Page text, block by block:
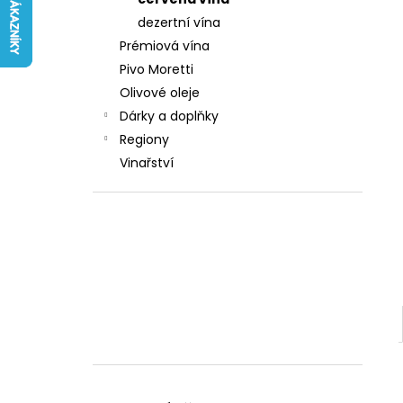
dezertní vína
Prémiová vína
Pivo Moretti
Olivové oleje
Dárky a doplňky
Regiony
Vinařství
242 Kč